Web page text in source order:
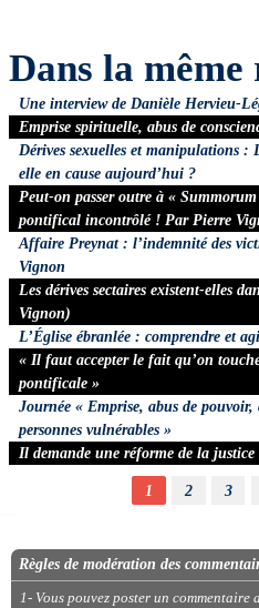
Dans la
Une interview de Danièle Hervieu-
Emprise spirituelle, abus de
Dérives sexuelles et manipulations :
elle en cause aujourd’hui ?
Peut-on passer outre à «
pontifical incontrôlé ! Par Pierre
Affaire Preynat : l’indemnité des
Vignon
Les dérives sectaires existent-elles
Vignon)
L’Église ébranlée : comprendre et
« Il faut accepter le fait qu’on
pontificale »
Journée « Emprise, abus de
personnes vulnérables »
Il demande une réforme de la justice
1 2 3
Règles de modération des
1- Vous pouvez poster un commentaire